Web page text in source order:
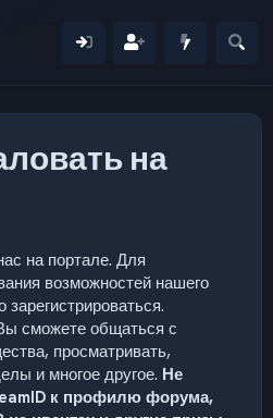
на
на портале. Для
возможностей нашего
сможете общаться с
просматривать,
и многое другое. Не
к профилю форума,